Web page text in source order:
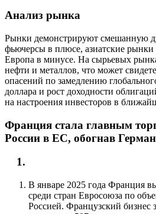
Анализ рынка
Рынки демонстрируют смешанную
фьючерсы в плюсе, азиатские рынки
Европа в минусе. На сырьевых
нефти и металлов, что может
опасений по замедлению
доллара и рост доходности
на настроения инвесторов в
Франция стала главным
России в ЕС, обогнав
В январе 2025 года Франция
среди стран Евросоюза по
Россией. Французский бизнес